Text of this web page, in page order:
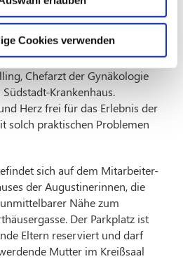
Cookies verwenden
Sorge nun genommen. „Ich
den werdenden Eltern die Sorge,
zu müssen, nehmen können“,
Chefarzt der Gynäkologie
Krankenhaus.
Herz frei für das Erlebnis der
solch praktischen Problemen
sich auf dem Mitarbeiter-
der Augustinerinnen, die
Nähe zum
Der Parkplatz ist
Eltern reserviert und darf
Mutter im Kreißsaal